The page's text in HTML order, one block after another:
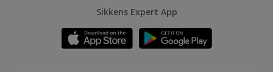
Sikkens Expert App